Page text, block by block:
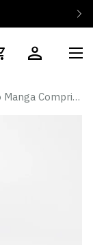
Polo Manga Comprida Branco Logo Retro